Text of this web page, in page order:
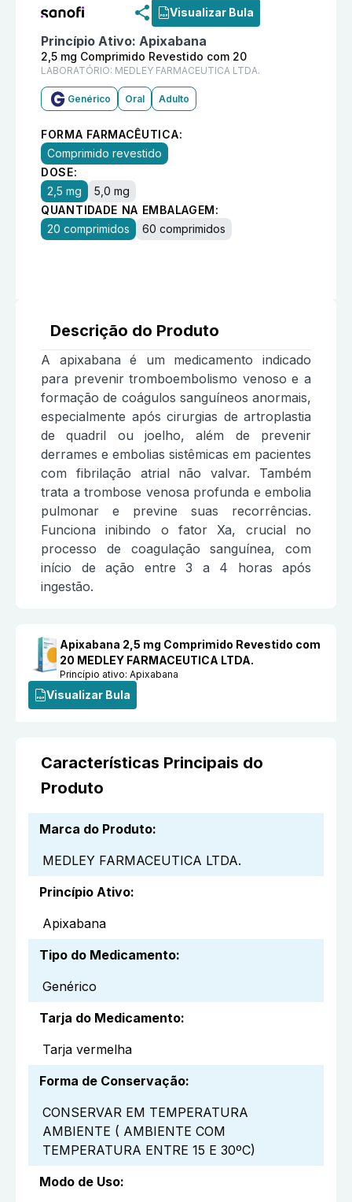
Visualizar Bula
Princípio Ativo: Apixabana
2,5 mg Comprimido Revestido com 20
LABORATÓRIO: MEDLEY FARMACEUTICA LTDA.
Genérico Oral Adulto
FORMA FARMACÊUTICA:
Comprimido revestido
DOSE:
2,5 mg
5,0 mg
QUANTIDADE NA EMBALAGEM:
20 comprimidos
60 comprimidos
Descrição do Produto
A apixabana é um medicamento indicado
para prevenir tromboembolismo venoso e a
formação de coágulos sanguíneos anormais,
especialmente após cirurgias de artroplastia
de quadril ou joelho, além de prevenir
derrames e embolias sistêmicas em pacientes
com fibrilação atrial não valvar. Também
trata a trombose venosa profunda e embolia
pulmonar e previne suas recorrências.
Funciona inibindo o fator Xa, crucial no
processo de coagulação sanguínea, com
início de ação entre 3 a 4 horas após
ingestão.
Apixabana 2,5 mg Comprimido Revestido com
20 MEDLEY FARMACEUTICA LTDA.
Princípio ativo:Apixabana
Visualizar Bula
Características Principais do
Produto
Marca do Produto:
MEDLEY FARMACEUTICA LTDA.
Princípio Ativo:
Apixabana
Tipo do Medicamento:
Genérico
Tarja do Medicamento:
Tarja vermelha
Forma de Conservação:
CONSERVAR EM TEMPERATURA
AMBIENTE ( AMBIENTE COM
TEMPERATURA ENTRE 15 E 30ºC)
Modo de Uso: